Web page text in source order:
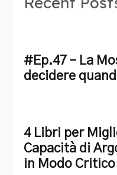
#Ep.47 – La
decidere
4 Libri per
Capacità di
in Modo Critico